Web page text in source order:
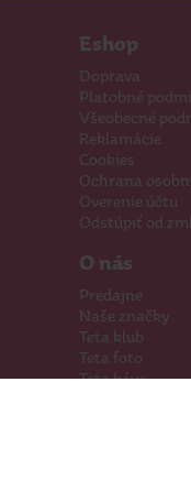
Eshop
Doprava
Platobné
Všeobecné
Reklamácie
Cookies
Ochrana
Overenie účtu
Odstúpiť od
O nás
Predajne
Naše značky
Teta klub
Teta foto
Teta káva